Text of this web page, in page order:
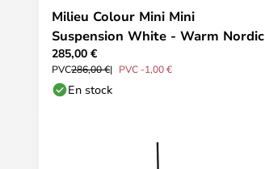
Milieu Colour Mini Mini
Suspension White - Warm Nordic
285,00 €
PVC286,00 € PVC -1,00 €
En stock